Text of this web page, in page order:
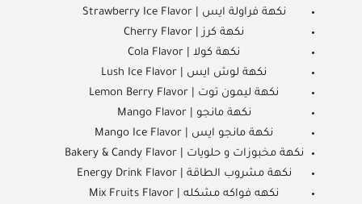
نكهة فراولة ايس | Strawberry Ice Flavor
نكهة كرز | Cherry Flavor
نكهة كولا | Cola Flavor
نكهة لوش ايس | Lush Ice Flavor
نكهة ليمون توت | Lemon Berry Flavor
نكهة مانجو | Mango Flavor
نكهة مانجو ايس | Mango Ice Flavor
نكهة مخبوزات و حلويات | Bakery & Candy Flavor
نكهة مشروب الطاقة | Energy Drink Flavor
نكهه فواكه مشكله | Mix Fruits Flavor